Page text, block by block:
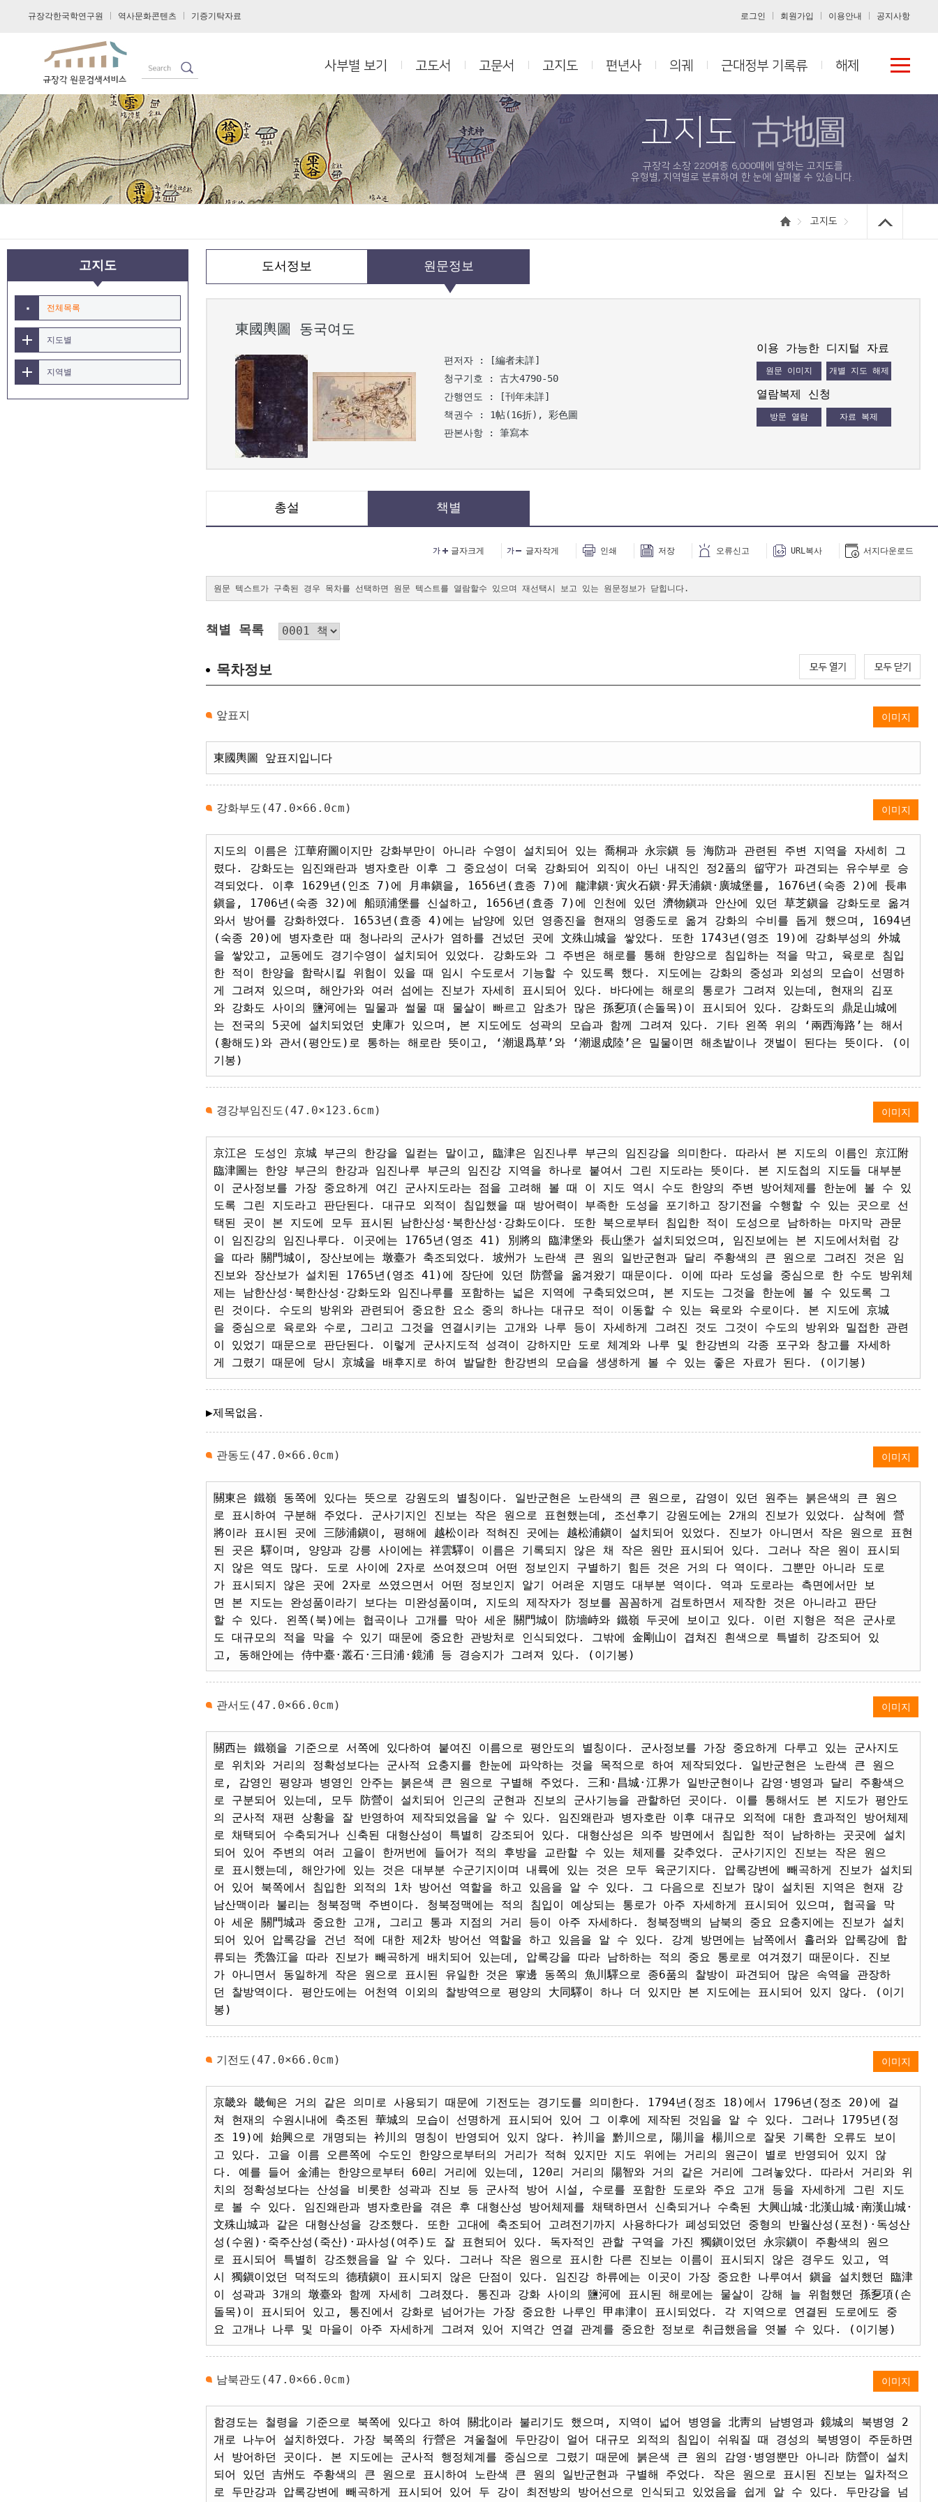
규장각한국학연구원 역사문화콘텐츠 기증기탁자료 로그인 회원가입 이용안내 공지사항
사부별 보기 고도서 고문서 고지도 편년사 의궤 근대정부 기록류 해제
고지도 古地圖
규장각 소장 220여종 6,000매에 달하는 고지도를
유형별, 지역별로 분류하여 한 눈에 살펴볼 수 있습니다.
고지도
고지도
전체목록
지도별
지역별
도서정보 원문정보
東國輿圖 동국여도
편저자 : [編者未詳]
청구기호 : 古大4790-50
간행연도 : [刊年未詳]
책권수 : 1帖(16折), 彩色圖
판본사항 : 筆寫本
이용 가능한 디지털 자료
원문 이미지 개별 지도 해제
열람복제 신청
방문 열람 자료 복제
총설 책별
글자크게 글자작게 인쇄 저장 오류신고 URL복사 서지다운로드
원문 텍스트가 구축된 경우 목차를 선택하면 원문 텍스트를 열람할수 있으며 재선택시 보고 있는 원문정보가 닫힙니다.
책별 목록
목차정보
앞표지 이미지
東國輿圖 앞표지입니다
강화부도(47.0×66.0cm) 이미지
지도의 이름은 江華府圖이지만 강화부만이 아니라 수영이 설치되어 있는 喬桐과 永宗鎭 등 海防과 관련된 주변 지역을 자세히 그
렸다. 강화도는 임진왜란과 병자호란 이후 그 중요성이 더욱 강화되어 외직이 아닌 내직인 정2품의 留守가 파견되는 유수부로 승
격되었다. 이후 1629년(인조 7)에 月串鎭을, 1656년(효종 7)에 龍津鎭·寅火石鎭·昇天浦鎭·廣城堡를, 1676년(숙종 2)에 長串
鎭을, 1706년(숙종 32)에 船頭浦堡를 신설하고, 1656년(효종 7)에 인천에 있던 濟物鎭과 안산에 있던 草芝鎭을 강화도로 옮겨
와서 방어를 강화하였다. 1653년(효종 4)에는 남양에 있던 영종진을 현재의 영종도로 옮겨 강화의 수비를 돕게 했으며, 1694년
(숙종 20)에 병자호란 때 청나라의 군사가 염하를 건넜던 곳에 文殊山城을 쌓았다. 또한 1743년(영조 19)에 강화부성의 外城
을 쌓았고, 교동에도 경기수영이 설치되어 있었다. 강화도와 그 주변은 해로를 통해 한양으로 침입하는 적을 막고, 육로로 침입
한 적이 한양을 함락시킬 위험이 있을 때 임시 수도로서 기능할 수 있도록 했다. 지도에는 강화의 중성과 외성의 모습이 선명하
게 그려져 있으며, 해안가와 여러 섬에는 진보가 자세히 표시되어 있다. 바다에는 해로의 통로가 그려져 있는데, 현재의 김포
와 강화도 사이의 鹽河에는 밀물과 썰물 때 물살이 빠르고 암초가 많은 孫乭項(손돌목)이 표시되어 있다. 강화도의 鼎足山城에
는 전국의 5곳에 설치되었던 史庫가 있으며, 본 지도에도 성곽의 모습과 함께 그려져 있다. 기타 왼쪽 위의 ‘兩西海路’는 해서
(황해도)와 관서(평안도)로 통하는 해로란 뜻이고, ‘潮退爲草’와 ‘潮退成陸’은 밀물이면 해초밭이나 갯벌이 된다는 뜻이다. (이
기봉)
경강부임진도(47.0×123.6cm) 이미지
京江은 도성인 京城 부근의 한강을 일컫는 말이고, 臨津은 임진나루 부근의 임진강을 의미한다. 따라서 본 지도의 이름인 京江附
臨津圖는 한양 부근의 한강과 임진나루 부근의 임진강 지역을 하나로 붙여서 그린 지도라는 뜻이다. 본 지도첩의 지도들 대부분
이 군사정보를 가장 중요하게 여긴 군사지도라는 점을 고려해 볼 때 이 지도 역시 수도 한양의 주변 방어체제를 한눈에 볼 수 있
도록 그린 지도라고 판단된다. 대규모 외적이 침입했을 때 방어력이 부족한 도성을 포기하고 장기전을 수행할 수 있는 곳으로 선
택된 곳이 본 지도에 모두 표시된 남한산성·북한산성·강화도이다. 또한 북으로부터 침입한 적이 도성으로 남하하는 마지막 관문
이 임진강의 임진나루다. 이곳에는 1765년(영조 41) 別將의 臨津堡와 長山堡가 설치되었으며, 임진보에는 본 지도에서처럼 강
을 따라 關門城이, 장산보에는 墩臺가 축조되었다. 坡州가 노란색 큰 원의 일반군현과 달리 주황색의 큰 원으로 그려진 것은 임
진보와 장산보가 설치된 1765년(영조 41)에 장단에 있던 防營을 옮겨왔기 때문이다. 이에 따라 도성을 중심으로 한 수도 방위체
제는 남한산성·북한산성·강화도와 임진나루를 포함하는 넓은 지역에 구축되었으며, 본 지도는 그것을 한눈에 볼 수 있도록 그
린 것이다. 수도의 방위와 관련되어 중요한 요소 중의 하나는 대규모 적이 이동할 수 있는 육로와 수로이다. 본 지도에 京城
을 중심으로 육로와 수로, 그리고 그것을 연결시키는 고개와 나루 등이 자세하게 그려진 것도 그것이 수도의 방위와 밀접한 관련
이 있었기 때문으로 판단된다. 이렇게 군사지도적 성격이 강하지만 도로 체계와 나루 및 한강변의 각종 포구와 창고를 자세하
게 그렸기 때문에 당시 京城을 배후지로 하여 발달한 한강변의 모습을 생생하게 볼 수 있는 좋은 자료가 된다. (이기봉)
▶제목없음.
관동도(47.0×66.0cm) 이미지
關東은 鐵嶺 동쪽에 있다는 뜻으로 강원도의 별칭이다. 일반군현은 노란색의 큰 원으로, 감영이 있던 원주는 붉은색의 큰 원으
로 표시하여 구분해 주었다. 군사기지인 진보는 작은 원으로 표현했는데, 조선후기 강원도에는 2개의 진보가 있었다. 삼척에 營
將이라 표시된 곳에 三陟浦鎭이, 평해에 越松이라 적혀진 곳에는 越松浦鎭이 설치되어 있었다. 진보가 아니면서 작은 원으로 표현
된 곳은 驛이며, 양양과 강릉 사이에는 祥雲驛이 이름은 기록되지 않은 채 작은 원만 표시되어 있다. 그러나 작은 원이 표시되
지 않은 역도 많다. 도로 사이에 2자로 쓰여졌으며 어떤 정보인지 구별하기 힘든 것은 거의 다 역이다. 그뿐만 아니라 도로
가 표시되지 않은 곳에 2자로 쓰였으면서 어떤 정보인지 알기 어려운 지명도 대부분 역이다. 역과 도로라는 측면에서만 보
면 본 지도는 완성품이라기 보다는 미완성품이며, 지도의 제작자가 정보를 꼼꼼하게 검토하면서 제작한 것은 아니라고 판단
할 수 있다. 왼쪽(북)에는 협곡이나 고개를 막아 세운 關門城이 防墻峙와 鐵嶺 두곳에 보이고 있다. 이런 지형은 적은 군사로
도 대규모의 적을 막을 수 있기 때문에 중요한 관방처로 인식되었다. 그밖에 金剛山이 겹쳐진 흰색으로 특별히 강조되어 있
고, 동해안에는 侍中臺·叢石·三日浦·鏡浦 등 경승지가 그려져 있다. (이기봉)
관서도(47.0×66.0cm) 이미지
關西는 鐵嶺을 기준으로 서쪽에 있다하여 붙여진 이름으로 평안도의 별칭이다. 군사정보를 가장 중요하게 다루고 있는 군사지도
로 위치와 거리의 정확성보다는 군사적 요충지를 한눈에 파악하는 것을 목적으로 하여 제작되었다. 일반군현은 노란색 큰 원으
로, 감영인 평양과 병영인 안주는 붉은색 큰 원으로 구별해 주었다. 三和·昌城·江界가 일반군현이나 감영·병영과 달리 주황색으
로 구분되어 있는데, 모두 防營이 설치되어 인근의 군현과 진보의 군사기능을 관할하던 곳이다. 이를 통해서도 본 지도가 평안도
의 군사적 재편 상황을 잘 반영하여 제작되었음을 알 수 있다. 임진왜란과 병자호란 이후 대규모 외적에 대한 효과적인 방어체제
로 채택되어 수축되거나 신축된 대형산성이 특별히 강조되어 있다. 대형산성은 의주 방면에서 침입한 적이 남하하는 곳곳에 설치
되어 있어 주변의 여러 고을이 한꺼번에 들어가 적의 후방을 교란할 수 있는 체제를 갖추었다. 군사기지인 진보는 작은 원으
로 표시했는데, 해안가에 있는 것은 대부분 수군기지이며 내륙에 있는 것은 모두 육군기지다. 압록강변에 빼곡하게 진보가 설치되
어 있어 북쪽에서 침입한 외적의 1차 방어선 역할을 하고 있음을 알 수 있다. 그 다음으로 진보가 많이 설치된 지역은 현재 강
남산맥이라 불리는 청북정맥 주변이다. 청북정맥에는 적의 침입이 예상되는 통로가 아주 자세하게 표시되어 있으며, 협곡을 막
아 세운 關門城과 중요한 고개, 그리고 통과 지점의 거리 등이 아주 자세하다. 청북정백의 남북의 중요 요충지에는 진보가 설치
되어 있어 압록강을 건넌 적에 대한 제2차 방어선 역할을 하고 있음을 알 수 있다. 강계 방면에는 남쪽에서 흘러와 압록강에 합
류되는 禿魯江을 따라 진보가 빼곡하게 배치되어 있는데, 압록강을 따라 남하하는 적의 중요 통로로 여겨졌기 때문이다. 진보
가 아니면서 동일하게 작은 원으로 표시된 유일한 것은 寧邊 동쪽의 魚川驛으로 종6품의 찰방이 파견되어 많은 속역을 관장하
던 찰방역이다. 평안도에는 어천역 이외의 찰방역으로 평양의 大同驛이 하나 더 있지만 본 지도에는 표시되어 있지 않다. (이기
봉)
기전도(47.0×66.0cm) 이미지
京畿와 畿甸은 거의 같은 의미로 사용되기 때문에 기전도는 경기도를 의미한다. 1794년(정조 18)에서 1796년(정조 20)에 걸
쳐 현재의 수원시내에 축조된 華城의 모습이 선명하게 표시되어 있어 그 이후에 제작된 것임을 알 수 있다. 그러나 1795년(정
조 19)에 始興으로 개명되는 衿川의 명칭이 반영되어 있지 않다. 衿川을 黔川으로, 陽川을 楊川으로 잘못 기록한 오류도 보이
고 있다. 고을 이름 오른쪽에 수도인 한양으로부터의 거리가 적혀 있지만 지도 위에는 거리의 원근이 별로 반영되어 있지 않
다. 예를 들어 金浦는 한양으로부터 60리 거리에 있는데, 120리 거리의 陽智와 거의 같은 거리에 그려놓았다. 따라서 거리와 위
치의 정확성보다는 산성을 비롯한 성곽과 진보 등 군사적 방어 시설, 수로를 포함한 도로와 주요 고개 등을 자세하게 그린 지도
로 볼 수 있다. 임진왜란과 병자호란을 겪은 후 대형산성 방어체제를 채택하면서 신축되거나 수축된 大興山城·北漢山城·南漢山城·
文殊山城과 같은 대형산성을 강조했다. 또한 고대에 축조되어 고려전기까지 사용하다가 폐성되었던 중형의 반월산성(포천)·독성산
성(수원)·죽주산성(죽산)·파사성(여주)도 잘 표현되어 있다. 독자적인 관할 구역을 가진 獨鎭이었던 永宗鎭이 주황색의 원으
로 표시되어 특별히 강조했음을 알 수 있다. 그러나 작은 원으로 표시한 다른 진보는 이름이 표시되지 않은 경우도 있고, 역
시 獨鎭이었던 덕적도의 德積鎭이 표시되지 않은 단점이 있다. 임진강 하류에는 이곳이 가장 중요한 나루여서 鎭을 설치했던 臨津
이 성곽과 3개의 墩臺와 함께 자세히 그려졌다. 통진과 강화 사이의 鹽河에 표시된 해로에는 물살이 강해 늘 위험했던 孫乭項(손
돌목)이 표시되어 있고, 통진에서 강화로 넘어가는 가장 중요한 나루인 甲串津이 표시되었다. 각 지역으로 연결된 도로에도 중
요 고개나 나루 및 마을이 아주 자세하게 그려져 있어 지역간 연결 관계를 중요한 정보로 취급했음을 엿볼 수 있다. (이기봉)
남북관도(47.0×66.0cm) 이미지
함경도는 철령을 기준으로 북쪽에 있다고 하여 關北이라 불리기도 했으며, 지역이 넓어 병영을 北靑의 남병영과 鏡城의 북병영 2
개로 나누어 설치하였다. 가장 북쪽의 行營은 겨울철에 두만강이 얼어 대규모 외적의 침입이 쉬워질 때 경성의 북병영이 주둔하면
서 방어하던 곳이다. 본 지도에는 군사적 행정체계를 중심으로 그렸기 때문에 붉은색 큰 원의 감영·병영뿐만 아니라 防營이 설치
되어 있던 吉州도 주황색의 큰 원으로 표시하여 노란색 큰 원의 일반군현과 구별해 주었다. 작은 원으로 표시된 진보는 일차적으
로 두만강과 압록강변에 빼곡하게 표시되어 있어 두 강이 최전방의 방어선으로 인식되고 있었음을 쉽게 알 수 있다. 두만강을 넘